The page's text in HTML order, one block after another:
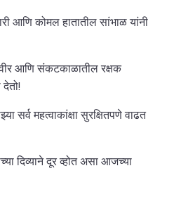
आणि कोमल हातातील सांभाळ यांनी
आणि संकटकाळातील रक्षक
सर्व महत्वाकांक्षा सुरक्षितपणे वाढत
दिव्याने दूर व्होत असा आजच्या